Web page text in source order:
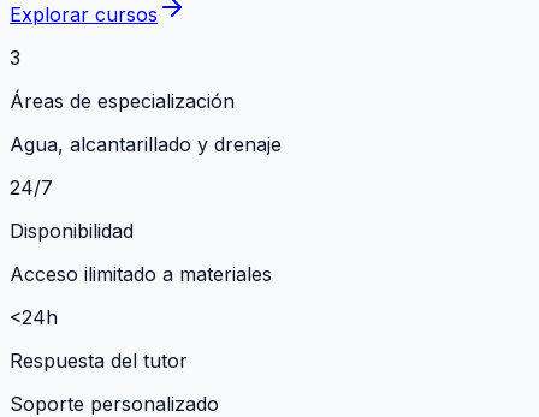
Explorar cursos
3
Áreas de especialización
Agua, alcantarillado y drenaje
24/7
Disponibilidad
Acceso ilimitado a materiales
<24h
Respuesta del tutor
Soporte personalizado